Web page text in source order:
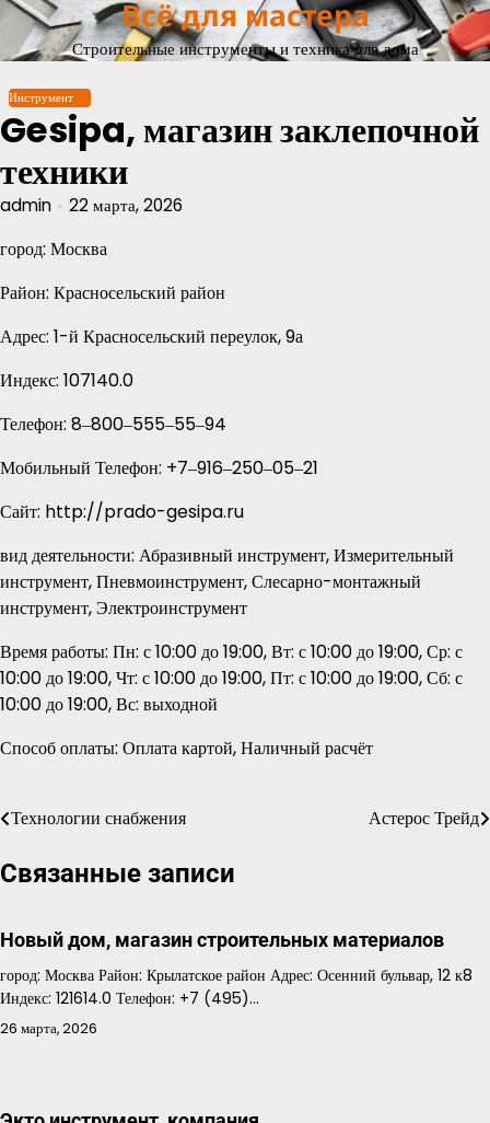
Перейти
содержимому
Всё для мастера
Строительные инструменты и техника для дома
Инструмент
Gesipa, магазин заклепочной
техники
admin 22 марта, 2026
город: Москва
Район: Красносельский район
Адрес: 1-й Красносельский переулок, 9а
Индекс: 107140.0
Телефон: 8‒800‒555‒55‒94
Мобильный Телефон: +7‒916‒250‒05‒21
Сайт: http://prado-gesipa.ru
вид деятельности: Абразивный инструмент, Измерительный
инструмент, Пневмоинструмент, Слесарно-монтажный
инструмент, Электроинструмент
Время работы: Пн: с 10:00 до 19:00, Вт: с 10:00 до 19:00, Ср: с
10:00 до 19:00, Чт: с 10:00 до 19:00, Пт: с 10:00 до 19:00, Сб: с
10:00 до 19:00, Вс: выходной
Способ оплаты: Оплата картой, Наличный расчёт
Навигация
по
Технологии снабжения Астерос Трейд
Связанные записи
Новый дом, магазин строительных материалов
город: Москва Район: Крылатское район Адрес: Осенний бульвар, 12 к8
Индекс: 121614.0 Телефон: +7 (495)…
26 марта, 2026